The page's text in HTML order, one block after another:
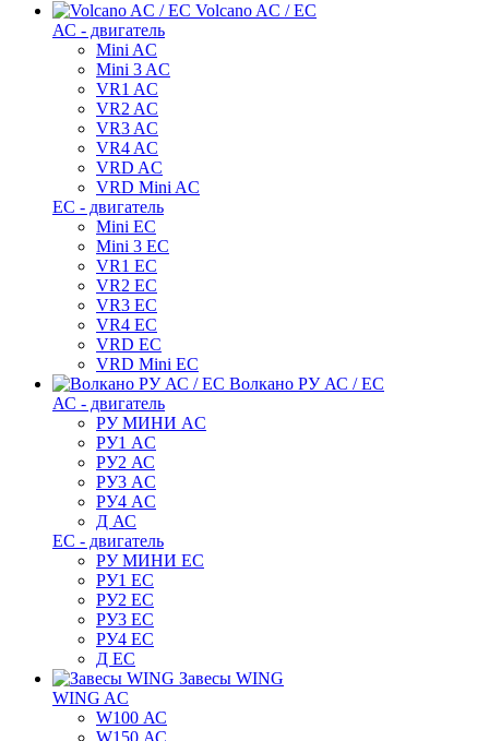
Volcano AC / EC
АС - двигатель
Mini AC
Mini 3 AC
VR1 AC
VR2 AC
VR3 AC
VR4 AC
VRD AC
VRD Mini AC
ЕС - двигатель
Mini EC
Mini 3 EC
VR1 EC
VR2 EC
VR3 EC
VR4 EC
VRD EC
VRD Mini EC
Волкано РУ АС / ЕС
АС - двигатель
РУ МИНИ AC
РУ1 AC
РУ2 АС
РУ3 AC
РУ4 AC
Д АС
ЕС - двигатель
РУ МИНИ EC
РУ1 EC
РУ2 EC
РУ3 EC
РУ4 EC
Д ЕС
Завесы WING
WING AC
W100 АС
W150 АС